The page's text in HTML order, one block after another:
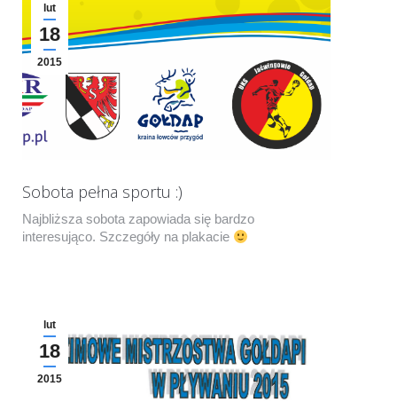
lut
18
2015
Sobota pełna sportu :)
Najbliższa sobota zapowiada się bardzo
interesująco. Szczegóły na plakacie
lut
18
2015